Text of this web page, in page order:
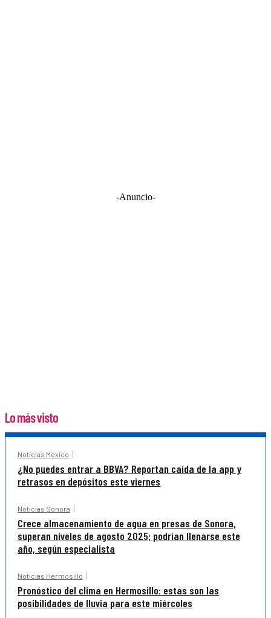
-Anuncio-
Lo más visto
Noticias México
¿No puedes entrar a BBVA? Reportan caída de la app y
retrasos en depósitos este viernes
Noticias Sonora
Crece almacenamiento de agua en presas de Sonora,
superan niveles de agosto 2025; podrían llenarse este
año, según especialista
Noticias Hermosillo
Pronóstico del clima en Hermosillo: estas son las
posibilidades de lluvia para este miércoles